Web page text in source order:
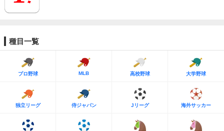
種目一覧
プロ野球 MLB 高校野球 大学野球
独立リーグ 侍ジャパン Jリーグ 海外サッカー